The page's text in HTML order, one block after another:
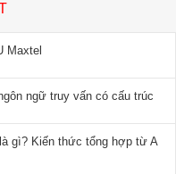
Maxtel
ngữ truy vấn có cấu trúc
gì? Kiến thức tổng hợp từ A